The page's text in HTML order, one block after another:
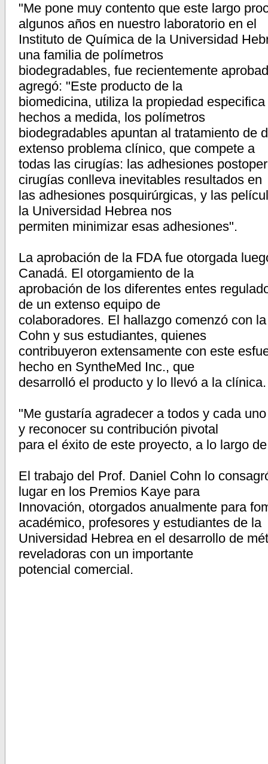
"Me pone muy contento que este largo
algunos años en nuestro laboratorio en el
Instituto de Química de la Universidad
una familia de polímetros
biodegradables, fue recientemente
agregó: "Este producto de la
biomedicina, utiliza la propiedad
hechos a medida, los polímetros
biodegradables apuntan al tratamiento de
extenso problema clínico, que compete a
todas las cirugías: las adhesiones
cirugías conlleva inevitables resultados en
las adhesiones posquirúrgicas, y las
la Universidad Hebrea nos
permiten minimizar esas adhesiones".
La aprobación de la FDA fue otorgada
Canadá. El otorgamiento de la
aprobación de los diferentes entes
de un extenso equipo de
colaboradores. El hallazgo comenzó con
Cohn y sus estudiantes, quienes
contribuyeron extensamente con este
hecho en SyntheMed Inc., que
desarrolló el producto y lo llevó a la clínica.
"Me gustaría agradecer a todos y cada
y reconocer su contribución pivotal
para el éxito de este proyecto, a lo largo
El trabajo del Prof. Daniel Cohn lo
lugar en los Premios Kaye para
Innovación, otorgados anualmente para
académico, profesores y estudiantes de la
Universidad Hebrea en el desarrollo de
reveladoras con un importante
potencial comercial.